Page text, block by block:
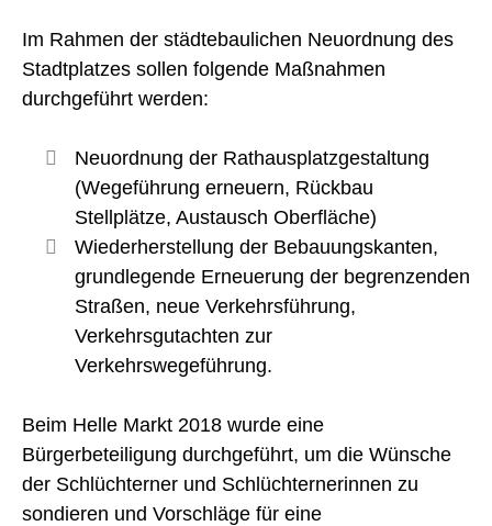
Im Rahmen der städtebaulichen Neuordnung des
Stadtplatzes sollen folgende Maßnahmen
durchgeführt werden:
Neuordnung der Rathausplatzgestaltung
(Wegeführung erneuern, Rückbau
Stellplätze, Austausch Oberfläche)
Wiederherstellung der Bebauungskanten,
grundlegende Erneuerung der begrenzenden
Straßen, neue Verkehrsführung,
Verkehrsgutachten zur
Verkehrswegeführung.
Beim Helle Markt 2018 wurde eine
Bürgerbeteiligung durchgeführt, um die Wünsche
der Schlüchterner und Schlüchternerinnen zu
sondieren und Vorschläge für eine